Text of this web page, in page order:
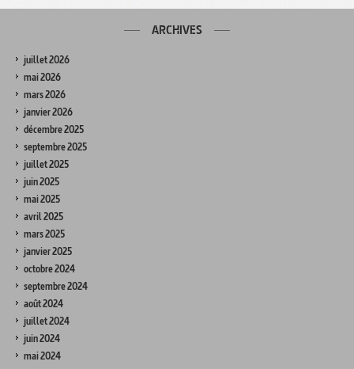
ARCHIVES
juillet 2026
mai 2026
mars 2026
janvier 2026
décembre 2025
septembre 2025
juillet 2025
juin 2025
mai 2025
avril 2025
mars 2025
janvier 2025
octobre 2024
septembre 2024
août 2024
juillet 2024
juin 2024
mai 2024